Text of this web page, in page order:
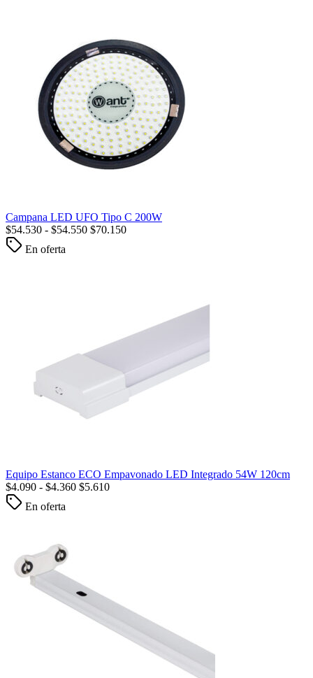
Campana LED UFO Tipo C 200W
$54.530 - $54.550 $70.150
En oferta
Equipo Estanco ECO Empavonado LED Integrado 54W 120cm
$4.090 - $4.360 $5.610
En oferta